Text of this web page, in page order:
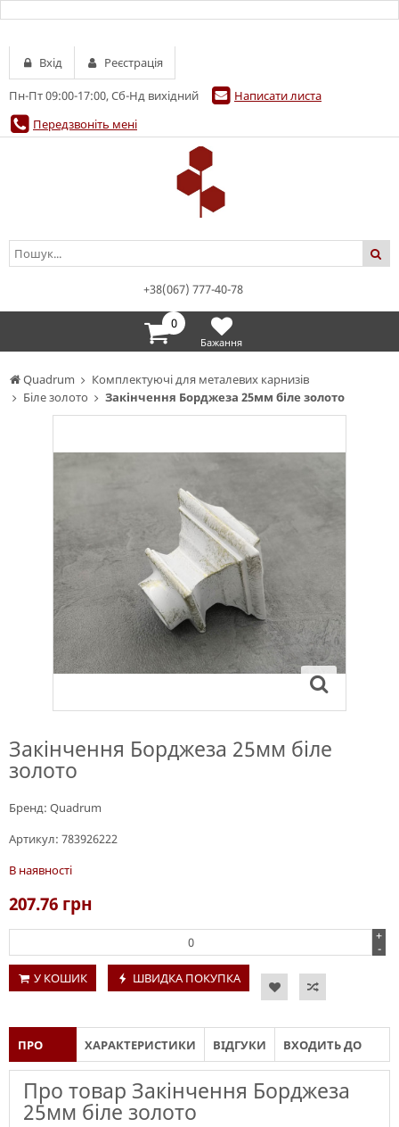
Quadrum
Комплектуючі для металевих карнизів
Біле золото
Закінчення Борджеза 25мм біле золото
Закінчення Борджеза 25мм біле
золото
Бренд: Quadrum
Артикул: 783926222
В наявності
207.76 грн
+
-
У КОШИК
ШВИДКА ПОКУПКА
ПРО ХАРАКТЕРИСТИКИ ВІДГУКИ ВХОДИТЬ ДО
Про товар Закінчення Борджеза
25мм біле золото
Пн-Пт 09:00-17:00, Сб-Нд вихідний
Написати листа
Передзвоніть мені
Вхід Реєстрація
+38(067) 777-40-78
0
Бажання